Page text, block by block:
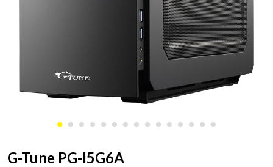
G-Tune PG-I5G6A